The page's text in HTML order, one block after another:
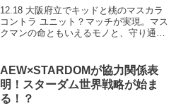
12.18 大阪府立でキッドと桃のマスカラ
コントラ ユニット？マッチが実現。マス
クマンの命ともいえるモノと、守り通し
AEW×STARDOMが協力関係表
明！スターダム世界戦略が始ま
る！？